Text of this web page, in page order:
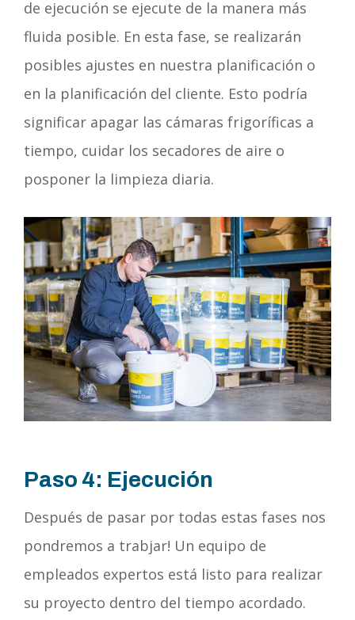
de ejecución se ejecute de la manera más
fluida posible. En esta fase, se realizarán
posibles ajustes en nuestra planificación o
en la planificación del cliente. Esto podría
significar apagar las cámaras frigoríficas a
tiempo, cuidar los secadores de aire o
posponer la limpieza diaria.
Paso 4: Ejecución
Después de pasar por todas estas fases nos
pondremos a trabjar! Un equipo de
empleados expertos está listo para realizar
su proyecto dentro del tiempo acordado.